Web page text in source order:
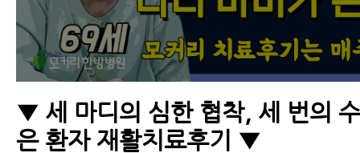
▼ 세 마디의 심한 협착, 세 번의
은 환자 재활치료후기 ▼